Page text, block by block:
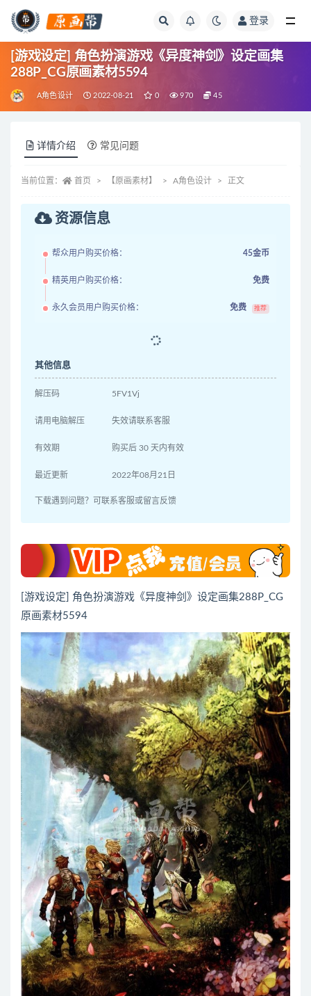
登录
[游戏设定] 角色扮演游戏《异度神剑》设定画集
288P_CG原画素材5594
A角色设计 2022-08-21 0 970 45
详情介绍 常见问题
当前位置： 首页 【原画素材】 A角色设计 正文
资源信息
帮众用户购买价格： 45金币
精英用户购买价格： 免费
永久会员用户购买价格： 免费 推荐
其他信息
解压码 5FV1Vj
请用电脑解压 失效请联系客服
有效期 购买后 30 天内有效
最近更新 2022年08月21日
下载遇到问题？可联系客服或留言反馈
[游戏设定] 角色扮演游戏《异度神剑》设定画集288P_CG
原画素材5594